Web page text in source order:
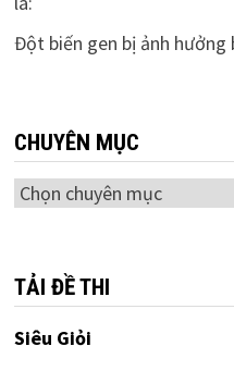
Đột biến gen bị ảnh hưởng
CHUYÊN MỤC
Chuyên
TẢI ĐỀ THI
Siêu Giỏi